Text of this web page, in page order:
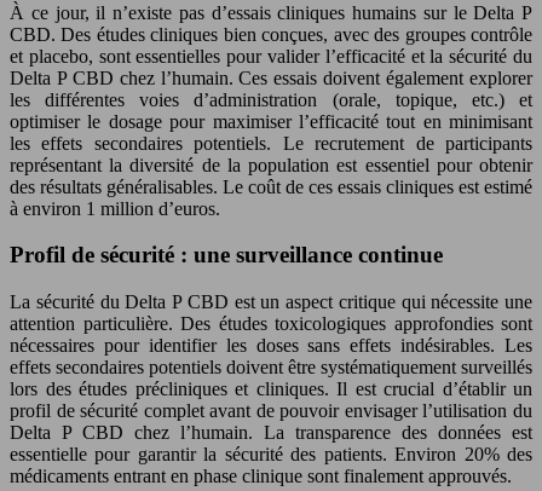
À ce jour, il n’existe pas d’essais cliniques humains sur le Delta P
CBD. Des études cliniques bien conçues, avec des groupes contrôle
et placebo, sont essentielles pour valider l’efficacité et la sécurité du
Delta P CBD chez l’humain. Ces essais doivent également explorer
les différentes voies d’administration (orale, topique, etc.) et
optimiser le dosage pour maximiser l’efficacité tout en minimisant
les effets secondaires potentiels. Le recrutement de participants
représentant la diversité de la population est essentiel pour obtenir
des résultats généralisables. Le coût de ces essais cliniques est estimé
à environ 1 million d’euros.
Profil de sécurité : une surveillance continue
La sécurité du Delta P CBD est un aspect critique qui nécessite une
attention particulière. Des études toxicologiques approfondies sont
nécessaires pour identifier les doses sans effets indésirables. Les
effets secondaires potentiels doivent être systématiquement surveillés
lors des études précliniques et cliniques. Il est crucial d’établir un
profil de sécurité complet avant de pouvoir envisager l’utilisation du
Delta P CBD chez l’humain. La transparence des données est
essentielle pour garantir la sécurité des patients. Environ 20% des
médicaments entrant en phase clinique sont finalement approuvés.